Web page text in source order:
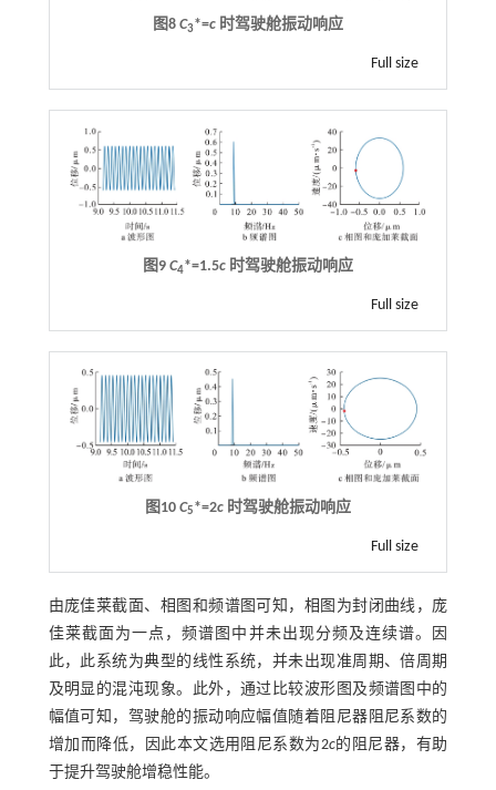
图8 C3*=c时驾驶舱振动响应
Full size
图9 C4*=1.5c时驾驶舱振动响应
Full size
图10 C5*=2c时驾驶舱振动响应
Full size
由庞佳莱截面、相图和频谱图可知，相图为封闭曲线，庞
佳莱截面为一点，频谱图中并未出现分频及连续谱。因
此，此系统为典型的线性系统，并未出现准周期、倍周期
及明显的混沌现象。此外，通过比较波形图及频谱图中的
幅值可知，驾驶舱的振动响应幅值随着阻尼器阻尼系数的
增加而降低，因此本文选用阻尼系数为2c的阻尼器，有助
于提升驾驶舱增稳性能。